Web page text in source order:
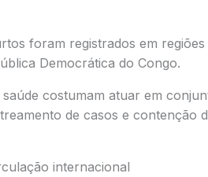
foram registrados em
Democrática do Congo.
costumam atuar em
de casos e contenção
internacional